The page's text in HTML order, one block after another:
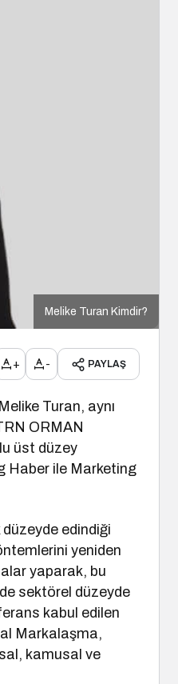
Melike Turan Kimdir?
+ - PAYLAŞ
Turan, aynı
ORMAN
üst düzey
Haber ile Marketing
edindiği
yeniden
yaparak, bu
sektörel düzeyde
kabul edilen
Markalaşma,
kamusal ve